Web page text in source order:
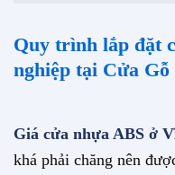
Quy trình lắp đặt
nghiệp tại Cửa Gỗ
Giá cửa nhựa ABS ở
khá phải chăng nên